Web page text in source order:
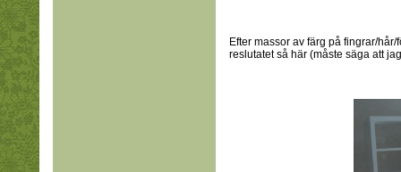
Efter massor av färg på fingrar/
reslutatet så här (måste säga att